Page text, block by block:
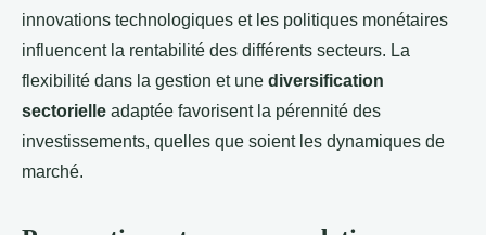
innovations technologiques et les politiques monétaires
influencent la rentabilité des différents secteurs. La
flexibilité dans la gestion et une diversification
sectorielle adaptée favorisent la pérennité des
investissements, quelles que soient les dynamiques de
marché.